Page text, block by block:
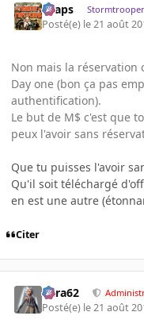
chaps Stormtrooper
Posté(e) le 21 août
Non mais la réservation
Day one (bon ça pas
authentification).
Le but de M$ c'est que
peux l'avoir sans
Que tu puisses l'avoir
Qu'il soit téléchargé
en est une autre
Citer
Cara62
Posté(e) le 21 août